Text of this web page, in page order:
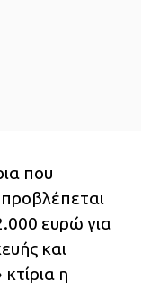
που
ευρώ για
και
η